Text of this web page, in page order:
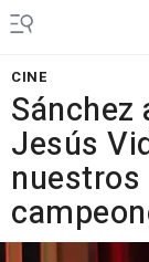
CINE
Sánchez
Jesús
nuestros